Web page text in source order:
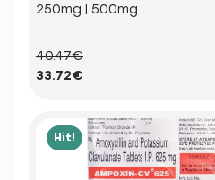
250mg | 500mg
40.47€
33.72€
Hit!